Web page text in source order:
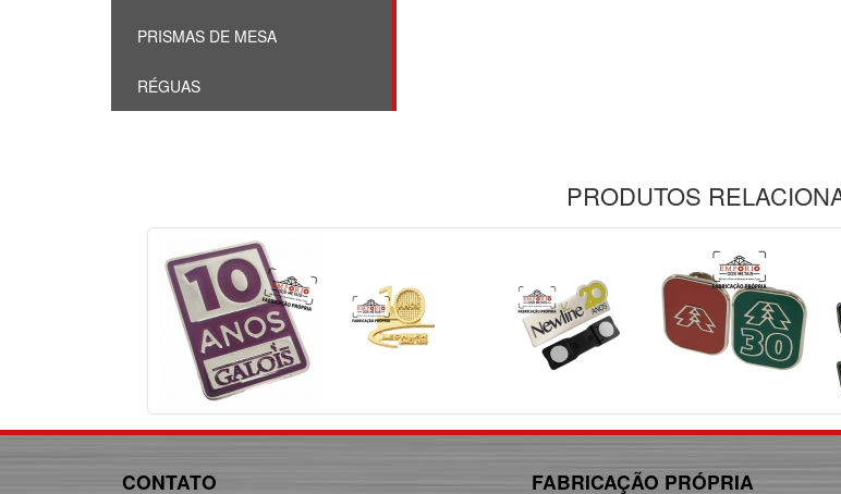
PRISMAS DE MESA
RÉGUAS
PRODUTOS
CONTATO FABRICAÇÃO PRÓPRIA